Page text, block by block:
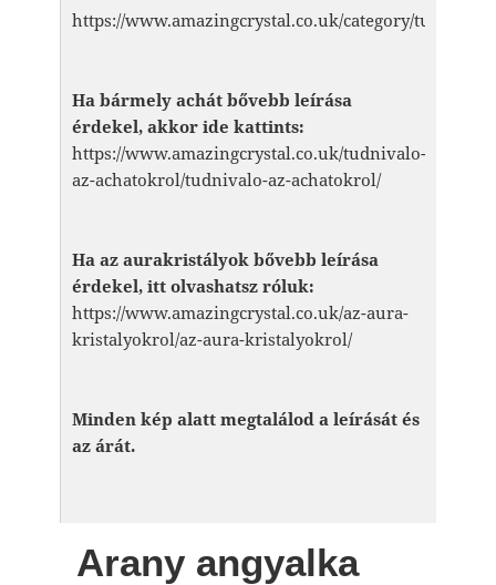
https://www.amazingcrystal.co.uk/category/
Ha bármely achát bővebb leírása
érdekel, akkor ide kattints:
https://www.amazingcrystal.co.uk/tudnivalo-
az-achatokrol/tudnivalo-az-achatokrol/
Ha az aurakristályok bővebb leírása
érdekel, itt olvashatsz róluk:
https://www.amazingcrystal.co.uk/az-aura-
kristalyokrol/az-aura-kristalyokrol/
Minden kép alatt megtalálod a leírását és
az árát.
Arany angyalka